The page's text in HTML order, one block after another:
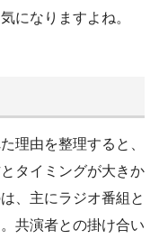
になりますよね。
理由を整理すると、
タイミングが大きか
、主にラジオ番組と
共演者との掛け合い